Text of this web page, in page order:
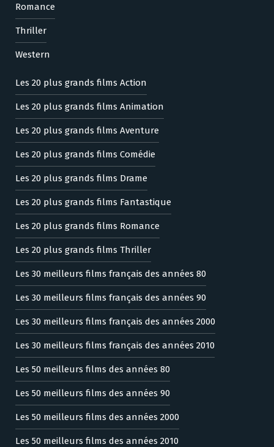
Romance
Thriller
Western
Les 20 plus grands films Action
Les 20 plus grands films Animation
Les 20 plus grands films Aventure
Les 20 plus grands films Comédie
Les 20 plus grands films Drame
Les 20 plus grands films Fantastique
Les 20 plus grands films Romance
Les 20 plus grands films Thriller
Les 30 meilleurs films français des années 80
Les 30 meilleurs films français des années 90
Les 30 meilleurs films français des années 2000
Les 30 meilleurs films français des années 2010
Les 50 meilleurs films des années 80
Les 50 meilleurs films des années 90
Les 50 meilleurs films des années 2000
Les 50 meilleurs films des années 2010